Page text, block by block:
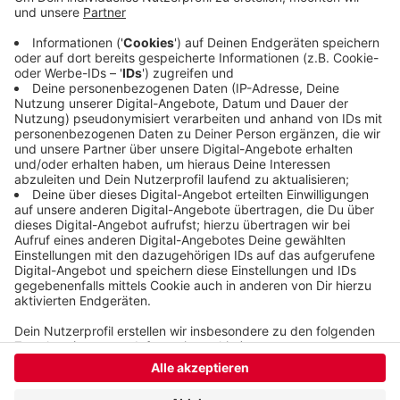
Wagen und blieb auf dem Dach liegen. Aber die 48
Jahre alte Fahrerin hat laut Polizei Glück gehabt
und wurde nur leicht verletzt. Bei dem Unfall ist ein
Schaden von mehreren Tausend Euro entstanden.
Veröffentlicht:Freitag, 19.12.2025 13:45
Anzeige
Anzeige